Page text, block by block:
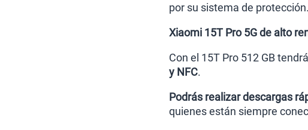
por su sistema de protección.
Xiaomi 15T Pro 5G de alto
Con el 15T Pro 512 GB
y NFC.
Podrás realizar descargas
quienes están siempre